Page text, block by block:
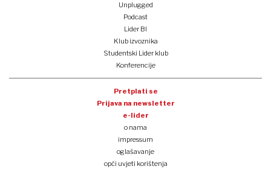
Unplugged
Podcast
Lider BI
Klub izvoznika
Studentski Lider klub
Konferencije
Pretplati se
Prijava na newsletter
e-lider
o nama
impressum
oglašavanje
opći uvjeti korištenja